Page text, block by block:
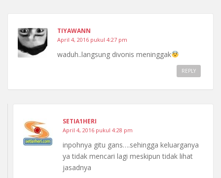
TIYAWANN
April 4, 2016 pukul 4:27 pm
waduh..langsung divonis meninggak
REPLY
SETIA1HERI
April 4, 2016 pukul 4:28 pm
inpohnya gitu gans….sehingga keluarganya
ya tidak mencari lagi meskipun tidak lihat
jasadnya